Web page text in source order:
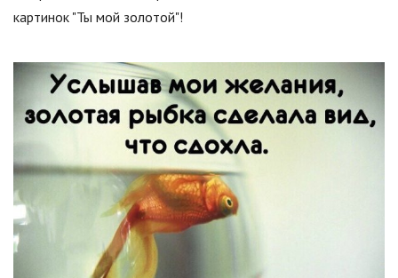
картинок "Ты мой золотой"!